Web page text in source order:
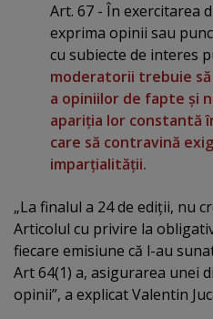
Art. 67 - În exercitarea
exprima opinii sau
cu subiecte de interes
moderatorii trebuie
a opiniilor de fapte şi
apariţia lor constantă
care să contravină
imparţialităţii.
„La finalul a 24 de ediţii, nu
Articolul cu privire la
fiecare emisiune că l-au
Art 64(1) a, asigurarea unei
opinii”, a explicat Valentin